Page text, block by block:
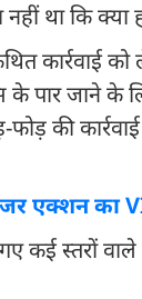
था कि क्या
कार्रवाई
पार जाने के
फोड़ की
एक्शन का
गए कई स्तरों